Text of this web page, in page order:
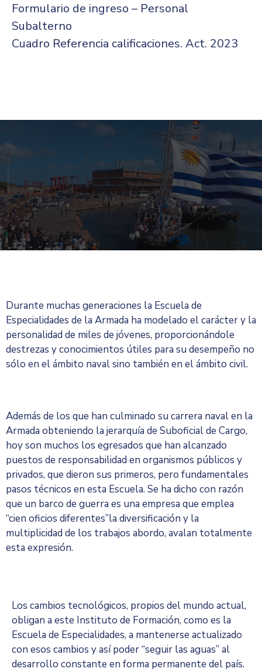
Formulario de ingreso – Personal
Subalterno
Cuadro Referencia calificaciones. Act. 2023
Durante muchas generaciones la Escuela de
Especialidades de la Armada ha modelado el carácter y la
personalidad de miles de jóvenes, proporcionándole
destrezas y conocimientos útiles para su desempeño no
sólo en el ámbito naval sino también en el ámbito civil.
Además de los que han culminado su carrera naval en la
Armada obteniendo la jerarquía de Suboficial de Cargo,
hoy son muchos los egresados que han alcanzado
puestos de responsabilidad en organismos públicos y
privados, que dieron sus primeros, pero fundamentales
pasos técnicos en esta Escuela. Se ha dicho con razón
que un barco de guerra es una empresa que emplea
“cien oficios diferentes”la diversificación y la
multiplicidad de los trabajos abordo, avalan totalmente
esta expresión.
Los cambios tecnológicos, propios del mundo actual,
obligan a este Instituto de Formación, como es la
Escuela de Especialidades, a mantenerse actualizado
con esos cambios y así poder “seguir las aguas” al
desarrollo constante en forma permanente del país.